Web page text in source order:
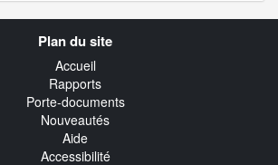
Plan du site
Accueil
Rapports
Porte-documents
Nouveautés
Aide
Accessibilité